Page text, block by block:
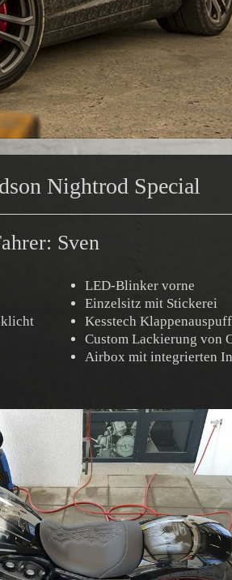
Nightrod Special
Sven
LED-Blinker vorne
Einzelsitz mit Stickerei
Kesstech
Custom Lackierung von
Airbox mit integrierten